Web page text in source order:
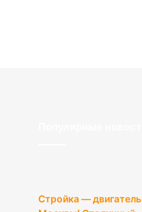
Стройка — двигатель